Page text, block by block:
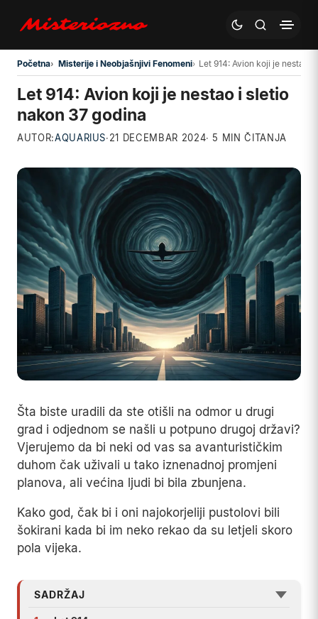
Preskoči na glavni sadržaj
Početna Misterije i Neobjašnjivi Fenomeni Let 914: Avion koji je nestao i
Let 914: Avion koji je nestao i sletio
nakon 37 godina
AUTOR:AQUARIUS·21 DECEMBAR 2024· 5 MIN ČITANJA
Šta biste uradili da ste otišli na odmor u drugi
grad i odjednom se našli u potpuno drugoj državi?
Vjerujemo da bi neki od vas sa avanturističkim
duhom čak uživali u tako iznenadnoj promjeni
planova, ali većina ljudi bi bila zbunjena.
Kako god, čak bi i oni najokorjeliji pustolovi bili
šokirani kada bi im neko rekao da su letjeli skoro
pola vijeka.
SADRŽAJ